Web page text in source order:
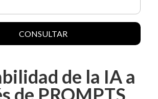
CONSULTAR
de la IA a